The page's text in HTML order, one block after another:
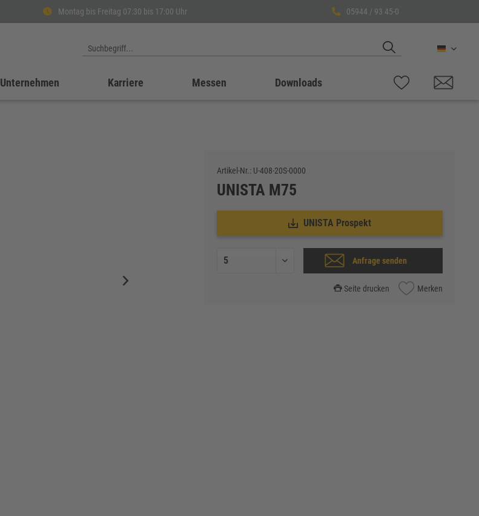
Montag bis Freitag 07:30 bis 17:00 Uhr 05944 / 93 45-0
Deutsch
Unternehmen Karriere Messen Downloads
Artikel-Nr.: U-408-20S-0000
UNISTA M75
UNISTA Prospekt
Anfrage senden
Seite drucken Merken